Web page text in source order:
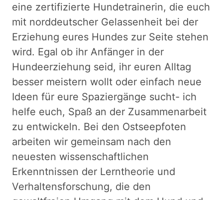
eine zertifizierte Hundetrainerin, die euch
mit norddeutscher Gelassenheit bei der
Erziehung eures Hundes zur Seite stehen
wird. Egal ob ihr Anfänger in der
Hundeerziehung seid, ihr euren Alltag
besser meistern wollt oder einfach neue
Ideen für eure Spaziergänge sucht- ich
helfe euch, Spaß an der Zusammenarbeit
zu entwickeln. Bei den Ostseepfoten
arbeiten wir gemeinsam nach den
neuesten wissenschaftlichen
Erkenntnissen der Lerntheorie und
Verhaltensforschung, die den